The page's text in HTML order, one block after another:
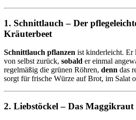
1. Schnittlauch – Der
Kräuterbeet
Schnittlauch pflanzen ist kinderleicht. Er
von selbst zurück, sobald er einmal
regelmäßig die grünen Röhren, denn das
sorgt für frische Würze auf Brot, im Salat
2. Liebstöckel – Das